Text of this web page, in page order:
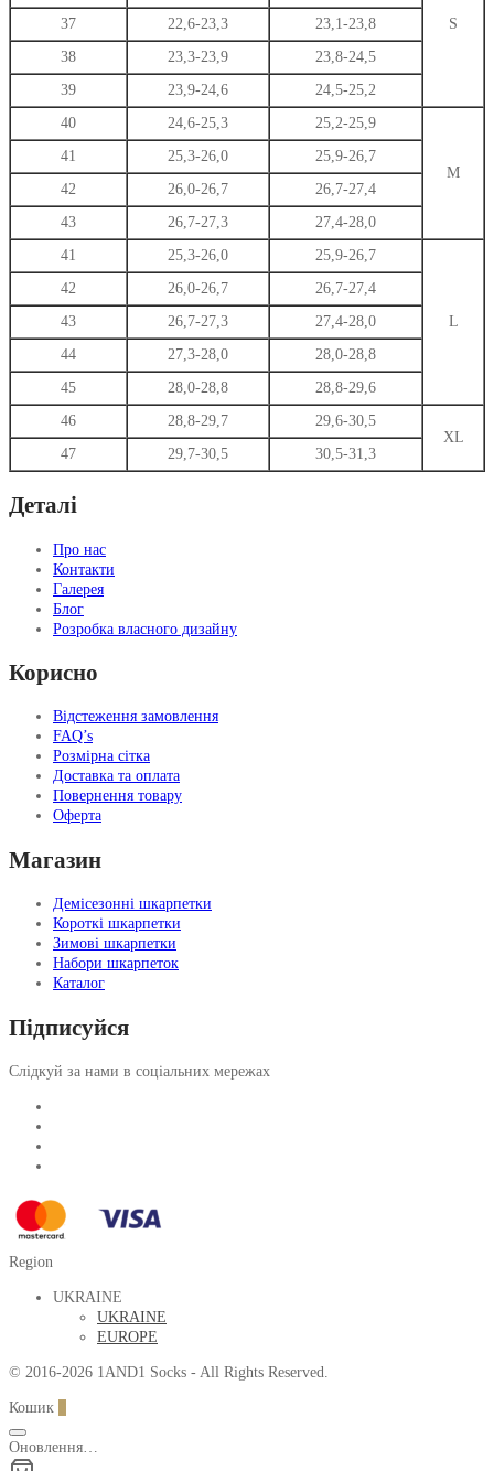
S
37
22,6-23,3
23,1-23,8
38
23,3-23,9
23,8-24,5
39
23,9-24,6
24,5-25,2
40
24,6-25,3 25,2-25,9
M
41 25,3-26,0
25,9-26,7
42
26,0-26,7
26,7-27,4
43
26,7-27,3
27,4-28,0
41
25,3-26,0 25,9-26,7
L
42 26,0-26,7
26,7-27,4
43
26,7-27,3
27,4-28,0
44
27,3-28,0
28,0-28,8
45
28,0-28,8
28,8-29,6
46
28,8-29,7
29,6-30,5
XL
47
29,7-30,5 30,5-31,3
Деталі
Про нас
Контакти
Галерея
Блог
Розробка власного дизайну
Корисно
Відстеження замовлення
FAQ’s
Розмірна сітка
Доставка та оплата
Повернення товару
Оферта
Магазин
Демісезонні шкарпетки
Короткі шкарпетки
Зимові шкарпетки
Набори шкарпеток
Каталог
Підписуйся
Слідкуй за нами в соціальних мережах
Region
UKRAINE
UKRAINE
EUROPE
© 2016-2026 1AND1 Socks - All Rights Reserved.
Кошик
Оновлення…